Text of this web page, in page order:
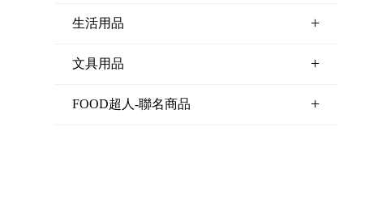
生活用品 +
文具用品 +
FOOD超人-聯名商品 +